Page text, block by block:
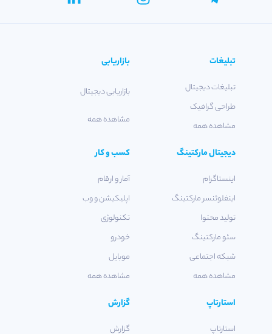
تبلیغات
تبلیغات دیجیتال
طراحی گرافیک
مشاهده همه
بازاریابی
بازاریابی دیجیتال
مشاهده همه
دیجیتال مارکتینگ
اینستاگرام
اینفلوئنسر مارکتینگ
تولید محتوا
سئو مارکتینگ
شبکه اجتماعی
مشاهده همه
کسب و کار
آمار و ارقام
اپلیکیشن و وب
تکنولوژی
خودرو
موبایل
مشاهده همه
استارتاپ
استارتاپ
گزارش
گزارش